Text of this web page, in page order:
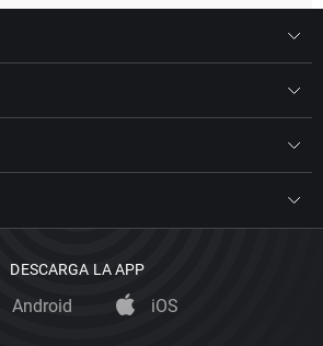
DESCARGA LA APP
Android iOS